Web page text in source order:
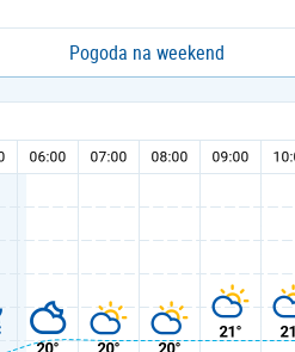
Pogoda na weekend